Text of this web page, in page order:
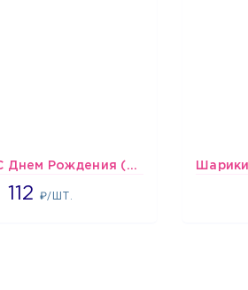
Шарики С Днем Рождения (мишки и тортики)
112 ₽/ШТ.
1718